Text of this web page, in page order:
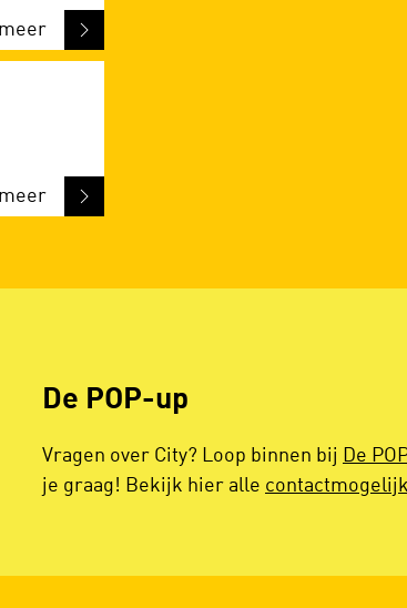
De POP-up
Vragen over City? Loop binnen bij De
je graag! Bekijk hier alle